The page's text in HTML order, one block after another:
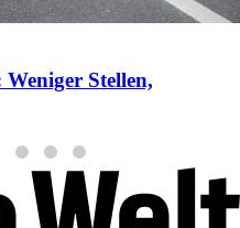
Stellen,